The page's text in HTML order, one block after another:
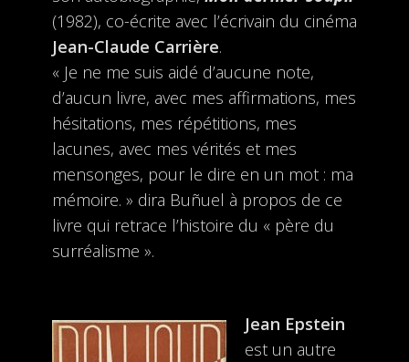
(1982), co-écrite avec l’écrivain du cinéma
Jean-Claude Carrière.
« Je ne me suis aidé d’aucune note,
d’aucun livre, avec mes affirmations, mes
hésitations, mes répétitions, mes
lacunes, avec mes vérités et mes
mensonges, pour le dire en un mot : ma
mémoire. » dira Buñuel à propos de ce
livre qui retrace l’histoire du « père du
surréalisme ».
Jean Epstein
est un autre